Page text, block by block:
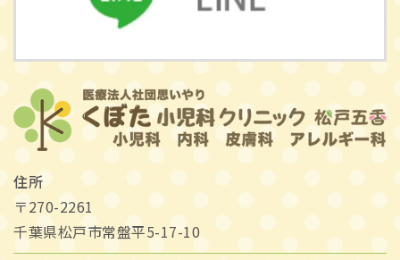
住所
〒270-2261
千葉県松戸市常盤平5-17-10